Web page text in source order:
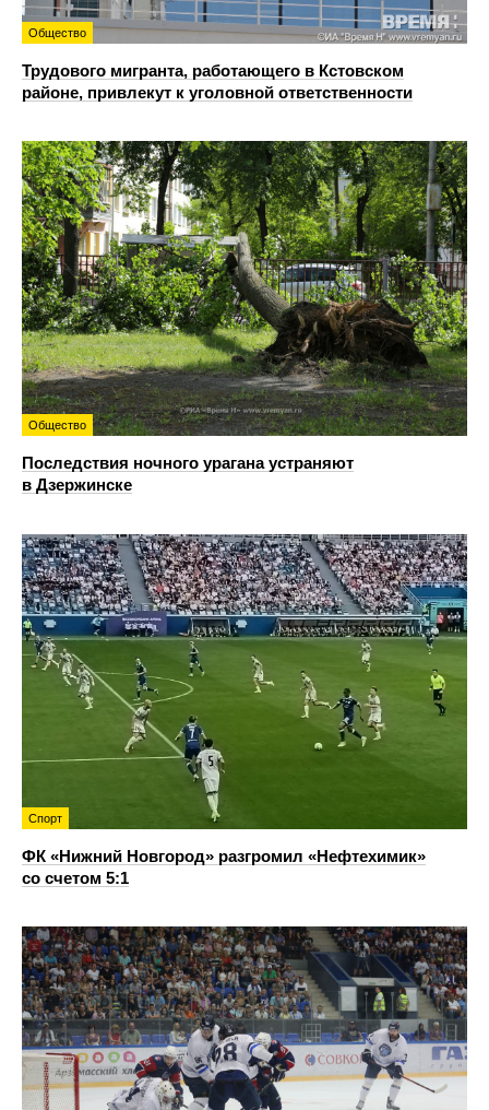
Общество
Трудового мигранта, работающего в Кстовском
районе, привлекут к уголовной ответственности
Общество
Последствия ночного урагана устраняют
в Дзержинске
Спорт
ФК «Нижний Новгород» разгромил «Нефтехимик»
со счетом 5:1